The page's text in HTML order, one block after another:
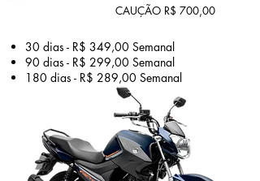
CAUÇÃO R$ 700,00
30 dias - R$ 349,00 Semanal
90 dias - R$ 299,00 Semanal
180 dias - R$ 289,00 Semanal